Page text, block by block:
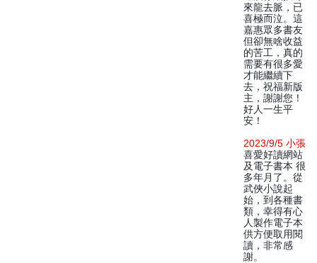
來龍去脈，已
喜極而泣。這
嘉惠眾多書友
但卻無啥收益
的苦工，真的
需要有很多愛
才能繼續下
去，祝福新版
主，謝謝您！
好人一生平
安！
2023/9/5 小張
喜愛好讀網站
及電子書本 很
多年月了。從
武俠小說起
始，到各種書
類，幸得有心
人製作電子本
供方便取用閱
讀，非常感
謝。